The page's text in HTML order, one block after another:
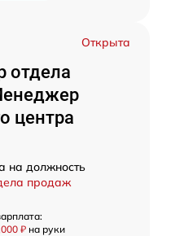
Открыта
отдела
центра
на должность
продаж
₽ на руки